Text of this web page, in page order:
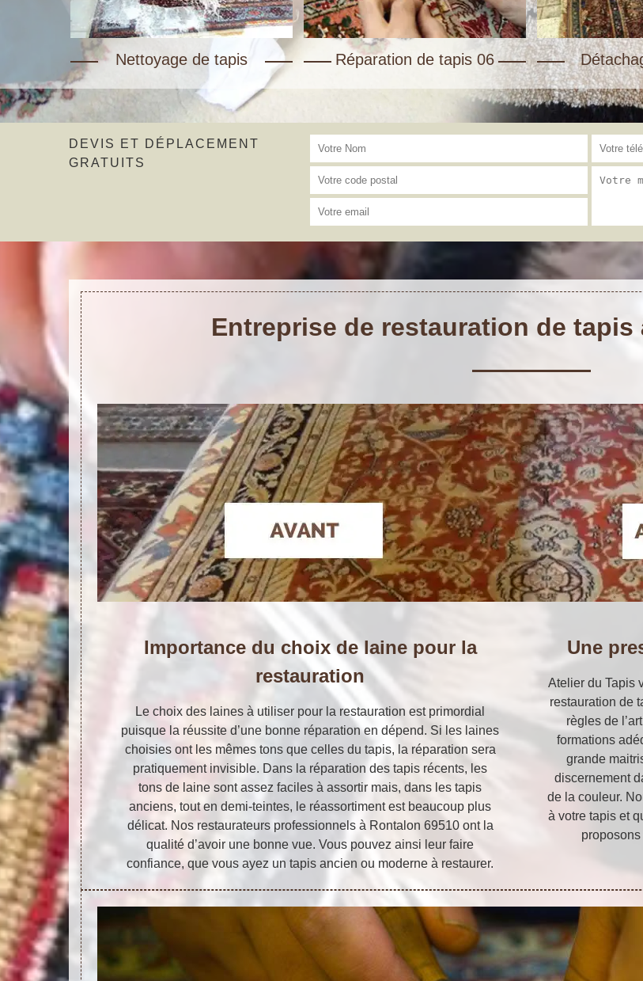
Nettoyage de tapis Réparation de tapis 06
DEVIS ET DÉPLACEMENT
GRATUITS
Entreprise de restauration de tapis
Importance du choix de laine pour la
restauration
Le choix des laines à utiliser pour la restauration est primordial
puisque la réussite d’une bonne réparation en dépend. Si les laines
choisies ont les mêmes tons que celles du tapis, la réparation sera
pratiquement invisible. Dans la réparation des tapis récents, les
tons de laine sont assez faciles à assortir mais, dans les tapis
anciens, tout en demi-teintes, le réassortiment est beaucoup plus
délicat. Nos restaurateurs professionnels à Rontalon 69510 ont la
qualité d’avoir une bonne vue. Vous pouvez ainsi leur faire
confiance, que vous ayez un tapis ancien ou moderne à restaurer.
Une
Atelier du Tapis
restauration de
règles de
formations
grande
discernement
de la couleur.
à votre tapis et